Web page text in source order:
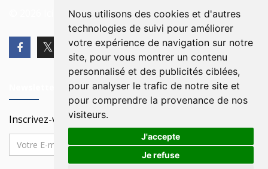
Nous utilisons des cookies et d'autres
technologies de suivi pour améliorer
votre expérience de navigation sur notre
site, pour vous montrer un contenu
personnalisé et des publicités ciblées,
pour analyser le trafic de notre site et
pour comprendre la provenance de nos
visiteurs.
J'accepte
Je refuse
© 2026 Ici Beyrouth. Tous les droits sont réservés.
Inscrivez-vous à notre Newsletter